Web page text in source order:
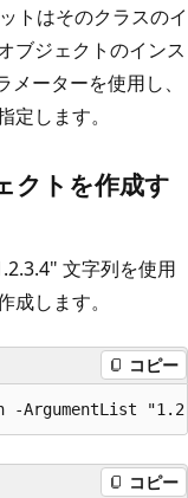
トはそのクラスのイ
ブジェクトのインス
メーターを使用し、
します。
クトを作成す
文字列を使用
成します。
コピー
コピー